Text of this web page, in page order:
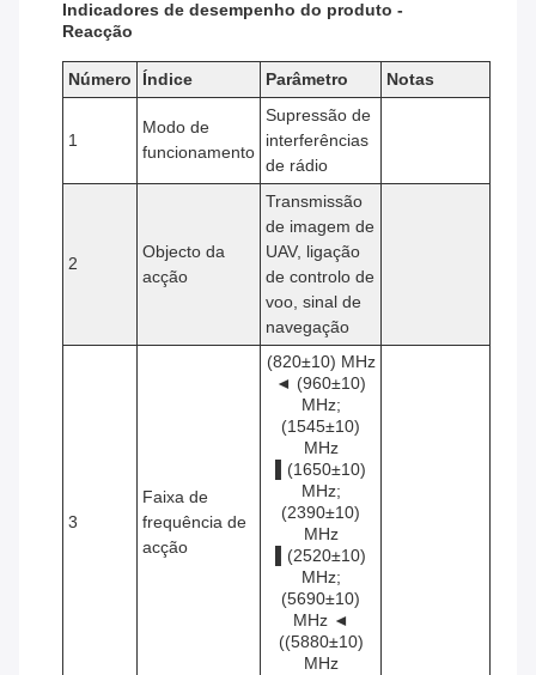
Indicadores de desempenho do produto -
Reacção
Número Índice Parâmetro Notas
1
Modo de
funcionamento
Supressão de
interferências
de rádio
2
Objecto da
acção
Transmissão
de imagem de
UAV, ligação
de controlo de
voo, sinal de
navegação
3
Faixa de
frequência de
acção
(820±10) MHz
◄ (960±10)
MHz;
(1545±10)
MHz
▌(1650±10)
MHz;
(2390±10)
MHz
▌(2520±10)
MHz;
(5690±10)
MHz ◄
((5880±10)
MHz